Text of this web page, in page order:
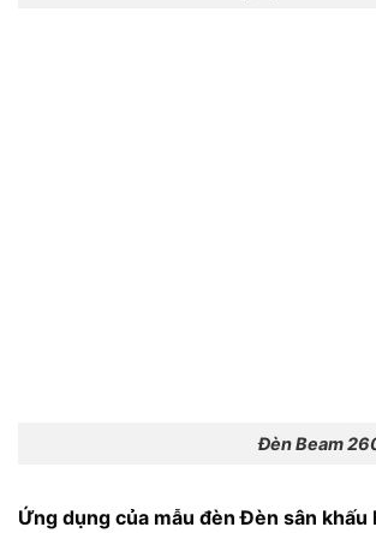
Đèn Beam 260
Ứng dụng của mẫu đèn Đèn sân khấu